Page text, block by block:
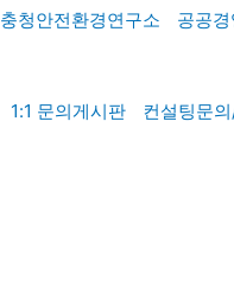
충청안전환경연구소 공공
1:1 문의게시판
컨설팅문